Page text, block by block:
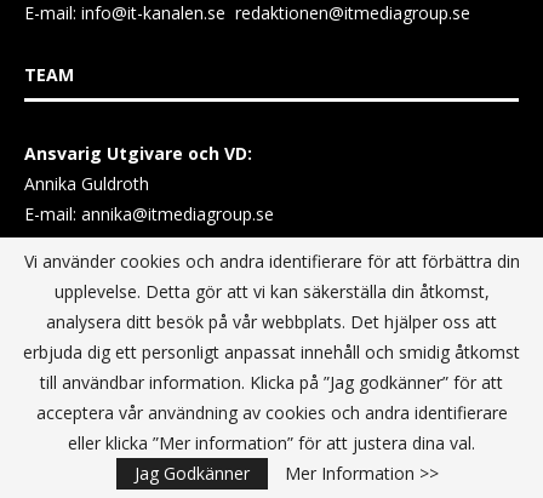
E-mail: info@it-kanalen.se redaktionen@itmediagroup.se
TEAM
Ansvarig Utgivare och VD:
Annika Guldroth
E-mail: annika@itmediagroup.se
Data Privacy Policy
Terms & Conditions For Digital Advertising
Terms & Conditions Website conditions of use
Vi använder cookies och andra identifierare för att förbättra din
upplevelse. Detta gör att vi kan säkerställa din åtkomst,
analysera ditt besök på vår webbplats. Det hjälper oss att
erbjuda dig ett personligt anpassat innehåll och smidig åtkomst
till användbar information. Klicka på ”Jag godkänner” för att
acceptera vår användning av cookies och andra identifierare
eller klicka ”Mer information” för att justera dina val.
Jag Godkänner
Mer Information >>